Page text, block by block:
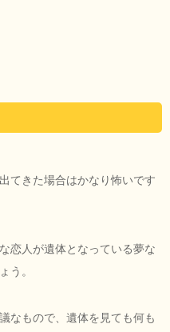
てきた場合はかなり怖いです
恋人が遺体となっている夢な
う。
なもので、遺体を見ても何も